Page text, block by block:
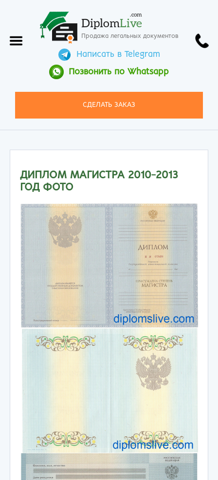
DiplomLive
.com
Продажа легальных документов
Написать в Telegram
Позвонить по Whatsapp
СДЕЛАТЬ ЗАКАЗ
ДИПЛОМ МАГИСТРА 2010-2013
ГОД ФОТО